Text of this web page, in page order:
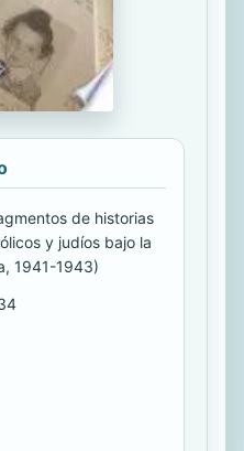
de historias
y judíos bajo la
1941-1943)